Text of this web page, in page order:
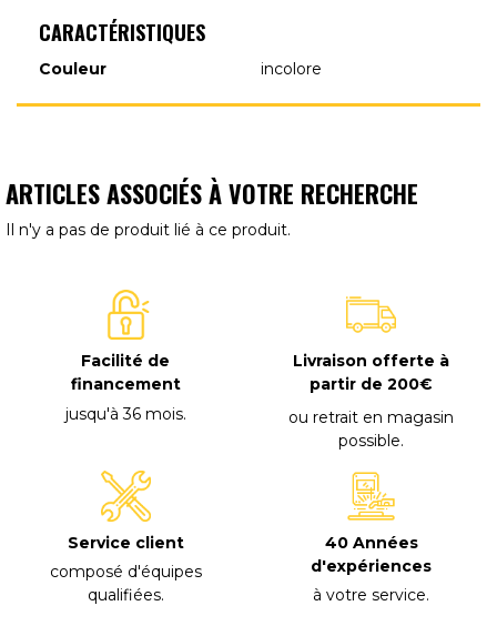
CARACTÉRISTIQUES
Couleur incolore
ARTICLES ASSOCIÉS À VOTRE RECHERCHE
Il n'y a pas de produit lié à ce produit.
Facilité de
financement
jusqu'à 36 mois.
Livraison offerte à
partir de 200€
ou retrait en magasin
possible.
Service client
composé d'équipes
qualifiées.
40 Années
d'expériences
à votre service.